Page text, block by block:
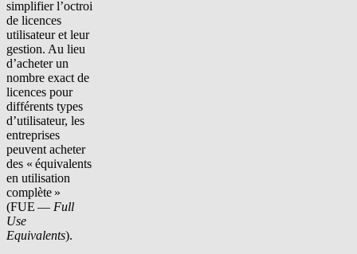
simplifier l’octroi
de licences
utilisateur et leur
gestion. Au lieu
d’acheter un
nombre exact de
licences pour
différents types
d’utilisateur, les
entreprises
peuvent acheter
des « équivalents
en utilisation
complète »
(FUE — Full
Use
Equivalents).